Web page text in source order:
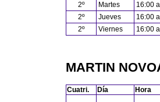
2º
Martes
16:00
2º
Jueves
16:00
2º
Viernes 16:00
MARTIN
Cuatri. Día Hora